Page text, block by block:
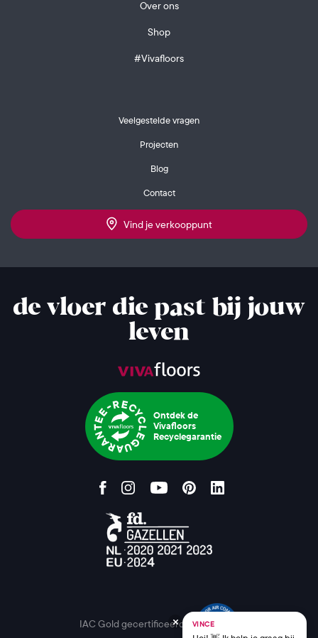
Over ons
Shop
#Vivafloors
Veelgestelde vragen
Projecten
Blog
Contact
Vind je verkooppunt
de vloer die past bij jouw
leven
Ontdek de
Vivafloors
Recyclegarantie
IAC Gold gecertificeerd VINCE